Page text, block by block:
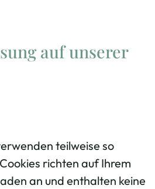
auf unserer
teilweise so
richten auf Ihrem
an und enthalten keine